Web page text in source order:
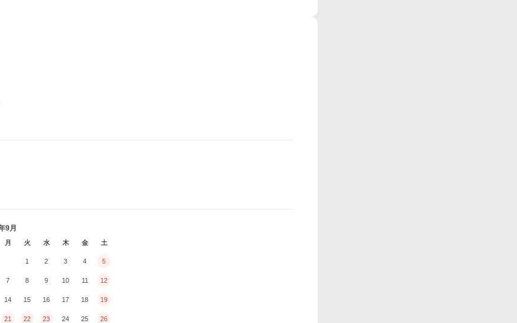
9月
月 火 水 木 金 土
1 2 3 4 5
7 8 9 10 11 12
14 15 16 17 18 19
21 22 23 24 25 26